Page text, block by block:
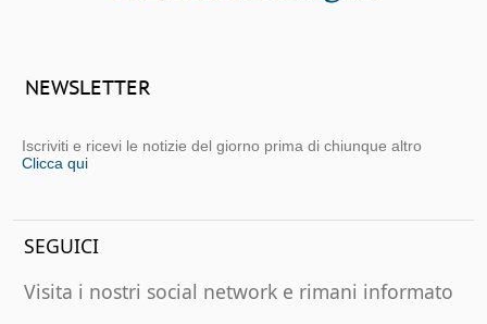
NEWSLETTER
Iscriviti e ricevi le notizie del giorno prima di chiunque altro
Clicca qui
SEGUICI
Visita i nostri social network e rimani informato